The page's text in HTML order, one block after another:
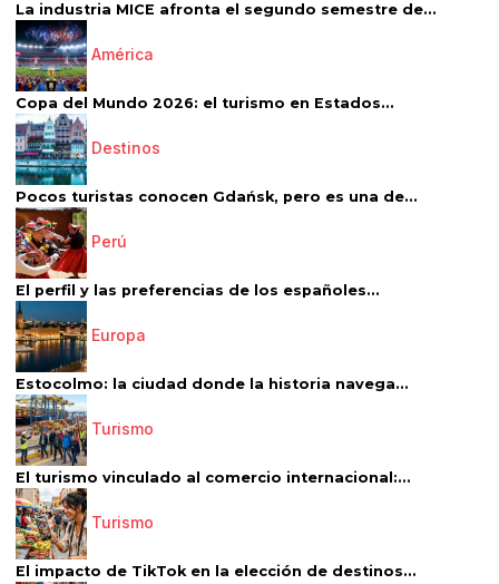
La industria MICE afronta el segundo semestre de...
América
Copa del Mundo 2026: el turismo en Estados...
Destinos
Pocos turistas conocen Gdańsk, pero es una de...
Perú
El perfil y las preferencias de los españoles...
Europa
Estocolmo: la ciudad donde la historia navega...
Turismo
El turismo vinculado al comercio internacional:...
Turismo
El impacto de TikTok en la elección de destinos...